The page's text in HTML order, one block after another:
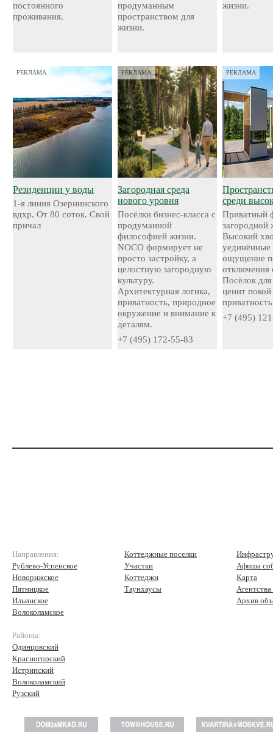
постоянного
проживания.
продуманным
пространством для
жизни.
жизни.
РЕКЛАМА
Резиденции у воды
1-я линия Озернинского
вдхр. От 80 соток. Свой
причал
РЕКЛАМА
Загородная среда
нового уровня
Посёлки бизнес-класса с
продуманной
философией жизни.
NOCO формирует не
просто застройку, а
целостную загородную
культуру.
Архитектурная логика,
приватность, природное
окружение и внимание к
деталям.
+7 (495) 172-55-83
РЕКЛАМА
среди
Приватный
загородной
Высокий
уединённые
ощущение
отключения
Посёлок
ценит
приватность
+7 (495)
Направления:
Рублево-Успенское
Новорижское
Пятницкое
Ильинское
Волоколамское
Районы:
Одинцовский
Красногорский
Истринский
Волоколамский
Рузский
Коттеджные поселки
Участки
Коттеджи
Таунхаусы
Афиша
Карта
Архив